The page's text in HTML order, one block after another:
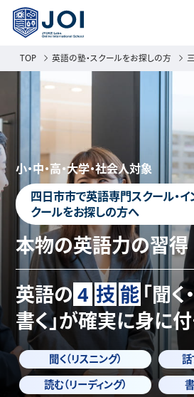
TOP 英語の塾・スクールをお探しの方
小・中・高・大学・社会人対象
四日市市で英語専門スクール・
クールをお探しの方へ
本物の英語力の習得
英語の 4 技能 「聞
書く」が確実に身に付
聞く（リスニング）
話
読む（リーディング）